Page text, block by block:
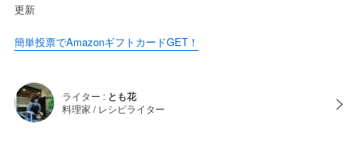
更新
簡単投票でAmazonギフトカードGET！
ライター : とも花
料理家 / レシピライター